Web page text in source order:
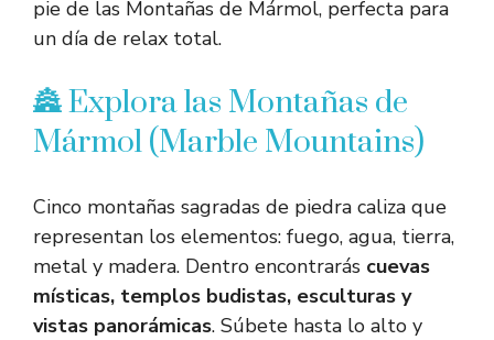
pie de las Montañas de Mármol, perfecta para
un día de relax total.
🏯 Explora las Montañas de
Mármol (Marble Mountains)
Cinco montañas sagradas de piedra caliza que
representan los elementos: fuego, agua, tierra,
metal y madera. Dentro encontrarás cuevas
místicas, templos budistas, esculturas y
vistas panorámicas. Súbete hasta lo alto y